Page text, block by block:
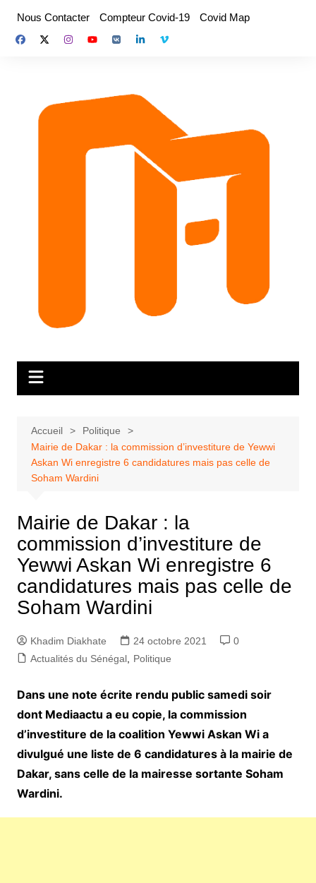
contenu
Nous Contacter Compteur Covid-19 Covid Map
Accueil
Politique
Mairie de Dakar : la commission d’investiture de Yewwi
Askan Wi enregistre 6 candidatures mais pas celle de
Soham Wardini
Mairie de Dakar : la
commission d’investiture de
Yewwi Askan Wi enregistre 6
candidatures mais pas celle de
Soham Wardini
Khadim Diakhate 24 octobre 2021
0
Actualités du Sénégal, Politique
Dans une note écrite rendu public samedi soir
dont Mediaactu a eu copie, la commission
d’investiture de la coalition Yewwi Askan Wi a
divulgué une liste de 6 candidatures à la mairie de
Dakar, sans celle de la mairesse sortante Soham
Wardini.